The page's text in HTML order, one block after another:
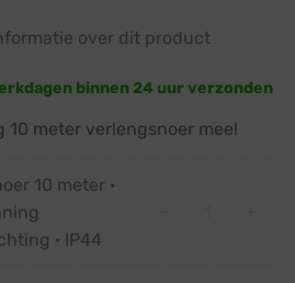
over dit product
binnen 24 uur verzonden
10 meter verlengsnoer mee!
10 meter ·
· IP44